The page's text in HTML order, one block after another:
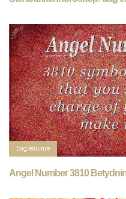
Englenumre
Angel Number 3810